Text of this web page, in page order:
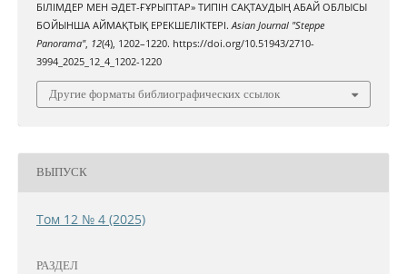
БІЛІМДЕР МЕН ӘДЕТ-ҒҰРЫПТАР» ТИПІН САҚТАУДЫҢ АБАЙ ОБЛЫСЫ
БОЙЫНША АЙМАҚТЫҚ ЕРЕКШЕЛІКТЕРІ.Asian Journal "Steppe
Panorama", 12(4), 1202–1220. https://doi.org/10.51943/2710-
3994_2025_12_4_1202-1220
Другие форматы библиографических ссылок
ВЫПУСК
Том 12 № 4 (2025)
РАЗДЕЛ